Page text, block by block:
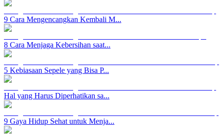
9 Cara Mengencangkan Kembali M...
8 Cara Menjaga Kebersihan saat...
5 Kebiasaan Sepele yang Bisa P...
Hal yang Harus Diperhatikan sa...
9 Gaya Hidup Sehat untuk Menja...